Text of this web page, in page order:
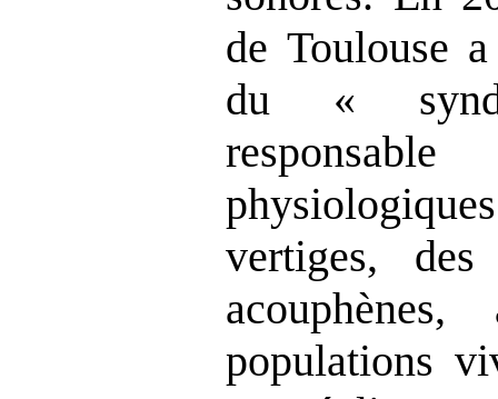
de Toulouse
du «
vertiges,
populations